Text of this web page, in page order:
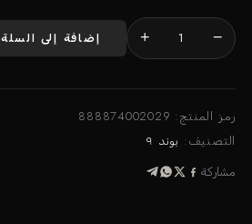
كمية
بليس
100
مل
−
+ إضافة إلى السلة
رمز المنتج: 888874002029
التصنيف: بوند ٩
مشاركة